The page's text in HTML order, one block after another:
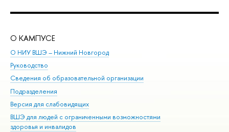
О КАМПУСЕ
О НИУ ВШЭ – Нижний Новгород
Руководство
Сведения об образовательной организации
Подразделения
Версия для слабовидящих
ВШЭ для людей с ограниченными возможностями
здоровья и инвалидов